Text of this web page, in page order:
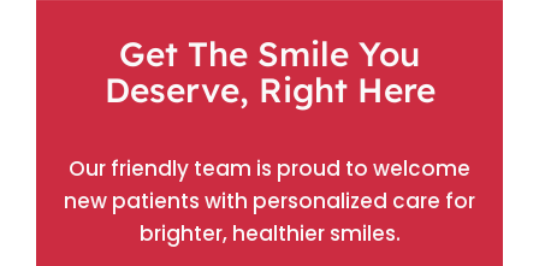
Get The Smile You
Deserve, Right Here
Our friendly team is proud to welcome
new patients with personalized care for
brighter, healthier smiles.